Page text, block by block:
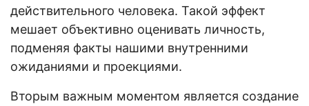
действительного человека. Такой эффект
мешает объективно оценивать личность,
подменяя факты нашими внутренними
ожиданиями и проекциями.
Вторым важным моментом является создание